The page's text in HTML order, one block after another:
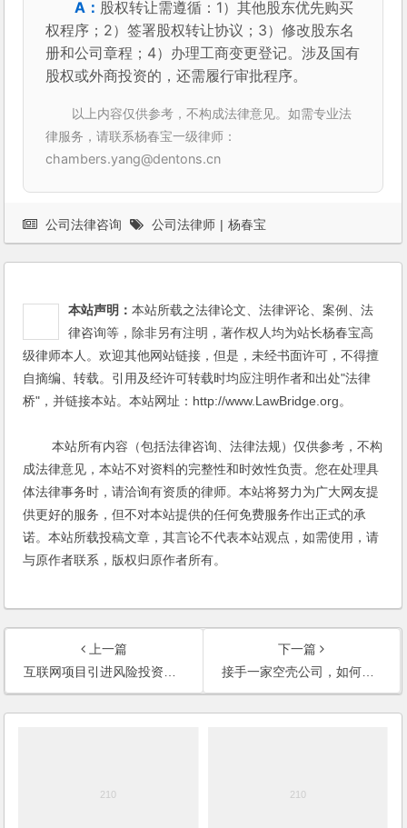
股权转让需遵循：1）其他股东优先购买
权程序；2）签署股权转让协议；3）修改股东名
册和公司章程；4）办理工商变更登记。涉及国有
股权或外商投资的，还需履行审批程序。
以上内容仅供参考，不构成法律意见。如需专业法
律服务，请联系杨春宝一级律师：
chambers.yang@dentons.cn
公司法律咨询 公司法律师 | 杨春宝
本站声明：本站所载之法律论文、法律评论、案例、法
律咨询等，除非另有注明，著作权人均为站长杨春宝高
级律师本人。欢迎其他网站链接，但是，未经书面许可，不得擅
自摘编、转载。引用及经许可转载时均应注明作者和出处"法律
桥"，并链接本站。本站网址：http://www.LawBridge.org。
本站所有内容（包括法律咨询、法律法规）仅供参考，不构
成法律意见，本站不对资料的完整性和时效性负责。您在处理具
体法律事务时，请洽询有资质的律师。本站将努力为广大网友提
供更好的服务，但不对本站提供的任何免费服务作出正式的承
诺。本站所载投稿文章，其言论不代表本站观点，如需使用，请
与原作者联系，版权归原作者所有。
上一篇
互联网项目引进风险投资资金，如何分配股权？
下一篇
接手一家空壳公司，如何保障自身的权益？协议应当包括哪些内容？